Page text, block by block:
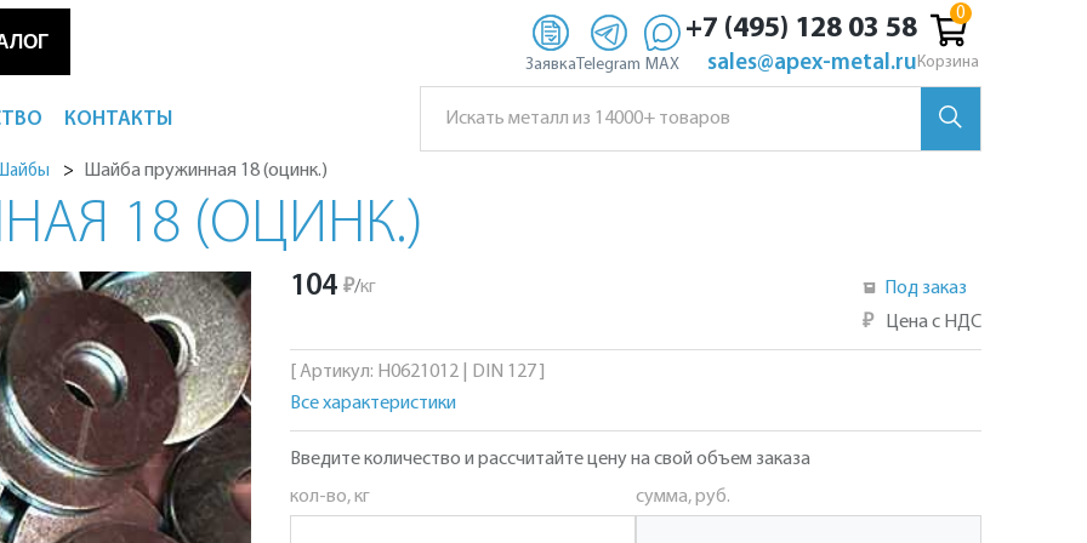
Заявка Telegram MAX
+7 (495) 128 03 58
sales@apex-metal.ru Корзина
КОНТАКТЫ
Шайба пружинная 18 (оцинк.)
18 (ОЦИНК.)
104 ₽/кг
Под заказ
₽
Цена с НДС
[ Артикул: Н0621012 | DIN 127 ]
Все характеристики
Введите количество и рассчитайте цену на свой объем заказа
кол-во, кг
сумма, руб.